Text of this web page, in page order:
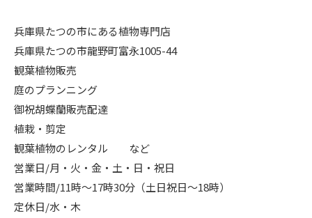
兵庫県たつの市にある植物専門店
兵庫県たつの市龍野町富永1005-44
観葉植物販売
庭のプランニング
御祝胡蝶蘭販売配達
植栽・剪定
観葉植物のレンタル など
営業日/月・火・金・土・日・祝日
営業時間/11時〜17時30分（土日祝日〜18時）
定休日/水・木